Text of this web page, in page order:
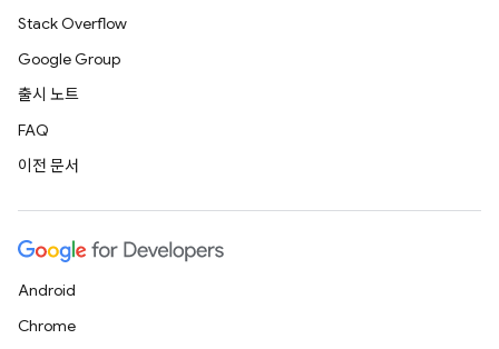
Stack Overflow
Google Group
출시 노트
FAQ
이전 문서
Android
Chrome